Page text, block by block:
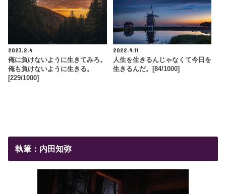
2023.2.4
俺に負けないように生きてみろ。
俺も負けないように生きる。
[229/1000]
2022.9.11
人生を生きるんじゃなくて今日を
生きるんだ。[84/1000]
執筆：内田知弥